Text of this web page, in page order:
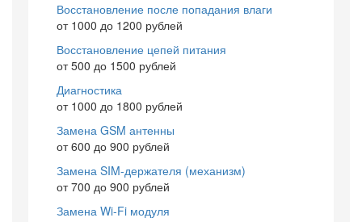
Восстановление после попадания влаги
от 1000 до 1200 рублей
Восстановление цепей питания
от 500 до 1500 рублей
Диагностика
от 1000 до 1800 рублей
Замена GSM антенны
от 600 до 900 рублей
Замена SIM-держателя (механизм)
от 700 до 900 рублей
Замена Wi-Fi модуля